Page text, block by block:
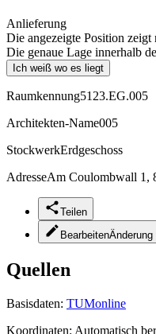
Anlieferung
Die angezeigte Position zeigt
Die genaue Lage innerhalb
Ich weiß wo es liegt
Raumkennung5123.EG.005
Architekten-Name005
StockwerkErdgeschoss
AdresseAm Coulombwall 1,
Teilen
Bearbeiten
Quellen
Basisdaten: TUMonline
Koordinaten: Automatisch